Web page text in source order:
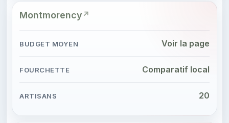
Montmorency
Voir la page
Comparatif local
20